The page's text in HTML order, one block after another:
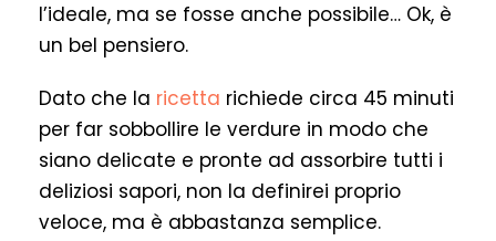
l’ideale, ma se fosse anche possibile… Ok, è
un bel pensiero.
Dato che la ricetta richiede circa 45 minuti
per far sobbollire le verdure in modo che
siano delicate e pronte ad assorbire tutti i
deliziosi sapori, non la definirei proprio
veloce, ma è abbastanza semplice.